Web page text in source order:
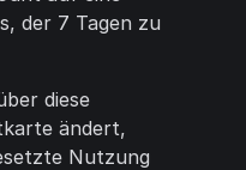
der 7 Tagen zu
diese
ändert,
Nutzung